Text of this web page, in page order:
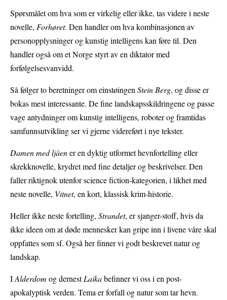
Spørsmålet om hva som er virkelig eller ikke, tas videre i neste
novelle, Forhøret. Den handler om hva kombinasjonen av
personopplysninger og kunstig intelligens kan føre til. Den
handler også om et Norge styrt av en diktator med
forfølgelsesvanvidd.
Så følger to beretninger om einstøingen Stein Berg, og disse er
bokas mest interessante. De fine landskapsskildringene og passe
vage antydninger om kunstig intelligens, roboter og framtidas
samfunnsutvikling ser vi gjerne videreført i nye tekster.
Damen med ljåener en dyktig utformet hevnfortelling eller
skrekknovelle, krydret med fine detaljer og beskrivelser. Den
faller riktignok utenfor science fiction-kategorien, i likhet med
neste novelle, Vitnet, en kort, klassisk krim-historie.
Heller ikke neste fortelling, Strandet, er sjanger-stoff, hvis da
ikke ideen om at døde mennesker kan gripe inn i livene våre skal
oppfattes som sf. Også her finner vi godt beskrevet natur og
landskap.
IAlderdom og dernestLaikabefinner vi oss i en post-
apokalyptisk verden. Tema er forfall og natur som tar hevn.